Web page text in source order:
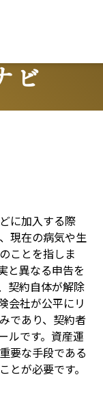
ビ
に加入する際
現在の病気や生
ことを指しま
と異なる申告を
契約自体が解除
会社が公平にリ
であり、契約者
ルです。資産運
要な手段である
とが必要です。